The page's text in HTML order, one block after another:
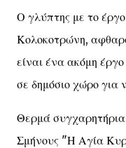
Ο γλύπτης με το
Κολοκοτρώνη,
είναι ένα ακόμη
σε δημόσιο χώρο για
Θερμά συγχαρητήρια
Σμήνους "Η Αγία